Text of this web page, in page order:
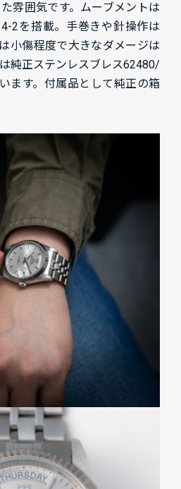
雰囲気です。ムーブメントは
2を搭載。手巻きや針操作は
小傷程度で大きなダメージは
純正ステンレスブレス62480/
ます。付属品として純正の箱